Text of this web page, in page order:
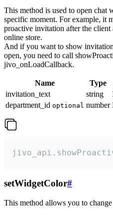
This method is used to open chat
specific moment. For example, it
proactive invitation after the
online store.
And if you want to show
open, you need to call
jivo_onLoadCallback.
Name Type
invitation_text
string
department_id optional number
setWidgetColor#
This method allows you to